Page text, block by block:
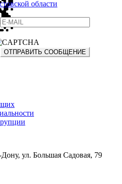
области
ул. Большая Садовая, 79